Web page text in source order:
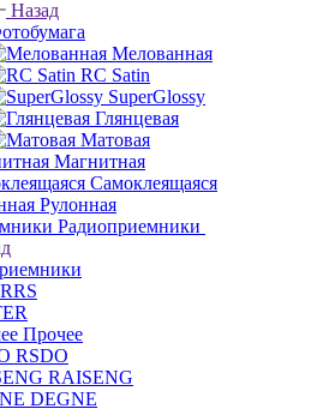
Назад
Мелованная
RC Satin
SuperGlossy
Глянцевая
Матовая
Магнитная
Самоклеящаяся
Рулонная
Радиоприемники
RRS
Прочее
RSDO
RAISENG
DEGNE